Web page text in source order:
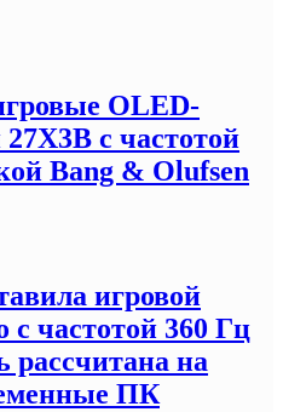
OLED-
с частотой
Bang & Olufsen
игровой
с частотой 360 Гц
на
ПК